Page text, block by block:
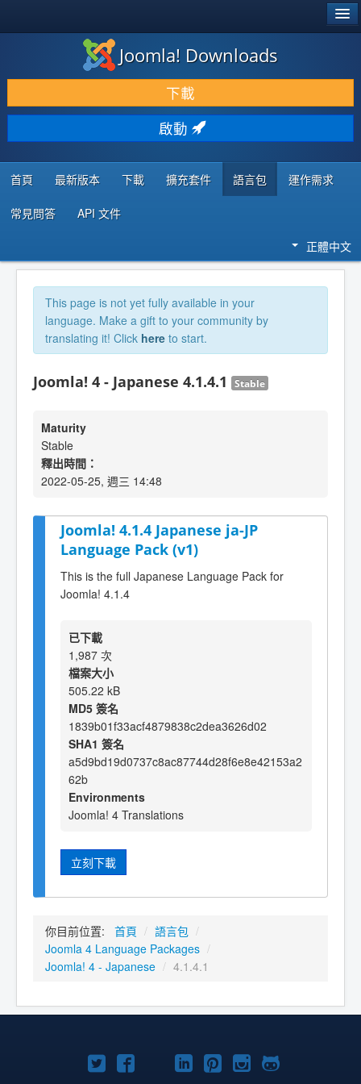
下載 & 擴充
發現 & 學習
社群 & 支援
程式者資源
Joomla! Downloads
下載
啟動
首頁 最新版本 下載 擴充套件 語言包 運作需求
常見問答 API 文件
正體中文
This page is not yet fully available in your
language. Make a gift to your community by
translating it! Click here to start.
Joomla! 4 - Japanese 4.1.4.1 Stable
Maturity
Stable
釋出時間：
2022-05-25, 週三 14:48
Joomla! 4.1.4 Japanese ja-JP
Language Pack (v1)
This is the full Japanese Language Pack for
Joomla! 4.1.4
已下載
1,987 次
檔案大小
505.22 kB
MD5 簽名
1839b01f33acf4879838c2dea3626d02
SHA1 簽名
a5d9bd19d0737c8ac87744d28f6e8e42153a2
62b
Environments
Joomla! 4 Translations
立刻下載
你目前位置: 首頁 / 語言包 /
Joomla 4 Language Packages /
Joomla! 4 - Japanese / 4.1.4.1
TwitterFacebookYouTube
Linkedln
Pinterest
Instagram
GitHub